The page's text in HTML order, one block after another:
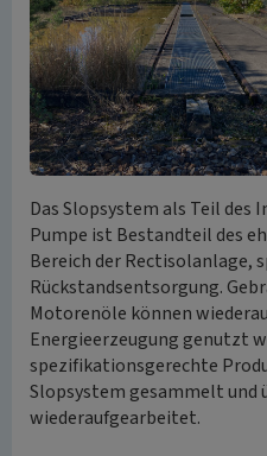
Das Slopsystem als Teil des
Pumpe ist Bestandteil des
Bereich der Rectisolanlage,
Rückstandsentsorgung.
Motorenöle können
Energieerzeugung genutzt
spezifikationsgerechte
Slopsystem gesammelt und
wiederaufgearbeitet.